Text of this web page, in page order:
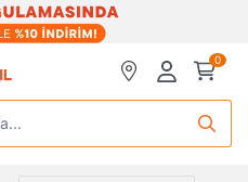
0